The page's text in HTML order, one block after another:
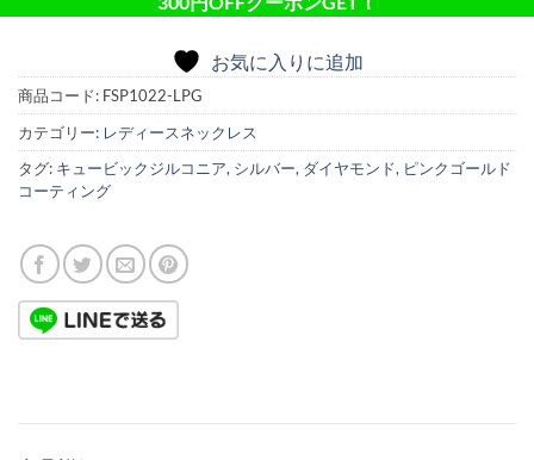
お気に入りに追加
商品コード: FSP1022-LPG
カテゴリー: レディースネックレス
タグ: キュービックジルコニア, シルバー, ダイヤモンド, ピンクゴールド
コーティング